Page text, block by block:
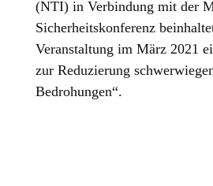
(NTI) in Verbindung mit der
Sicherheitskonferenz
Veranstaltung im März 2021
zur Reduzierung
Bedrohungen“.